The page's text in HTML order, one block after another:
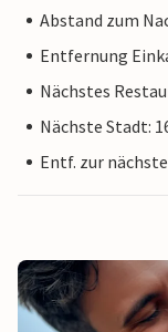
Abstand zum
Entfernung
Nächstes
Nächste Stadt:
Entf. zur